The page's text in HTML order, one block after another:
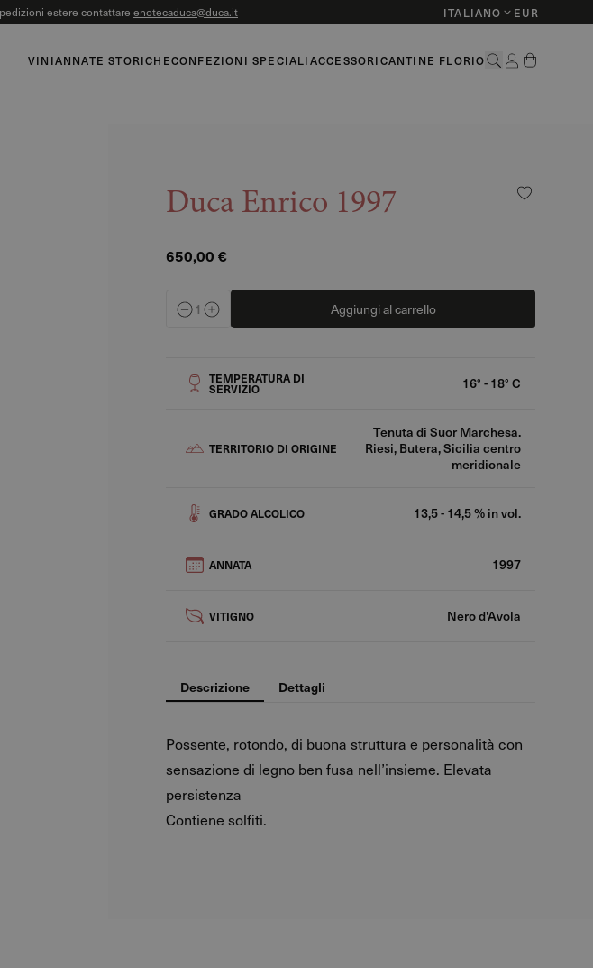
estere contattare enotecaduca@duca.it ITALIANO EUR
VINIANNATE STORICHECONFEZIONI SPECIALIACCESSORICANTINE FLORIO
Duca Enrico 1997
650,00 €
1 Aggiungi al carrello
TEMPERATURA DI
SERVIZIO 16° - 18° C
TERRITORIO DI ORIGINE
Tenuta di Suor Marchesa.
Riesi, Butera, Sicilia centro
meridionale
GRADO ALCOLICO 13,5 - 14,5 % in vol.
ANNATA 1997
VITIGNO Nero d'Avola
Descrizione Dettagli
Possente, rotondo, di buona struttura e personalità con
sensazione di legno ben fusa nell’insieme. Elevata
persistenza
Contiene solfiti.